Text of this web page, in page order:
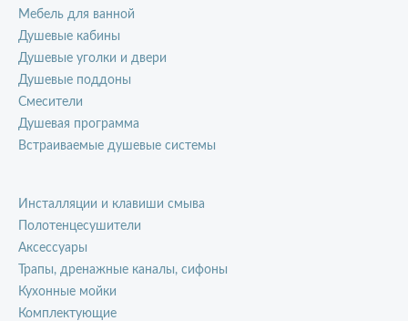
Мебель для ванной
Душевые кабины
Душевые уголки и двери
Душевые поддоны
Смесители
Душевая программа
Встраиваемые душевые системы
Инсталляции и клавиши смыва
Полотенцесушители
Аксессуары
Трапы, дренажные каналы, сифоны
Кухонные мойки
Комплектующие